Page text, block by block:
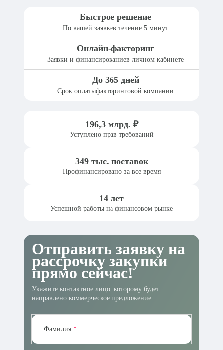
Быстрое решение
По вашей заявкев течение 5 минут
Онлайн-факторинг
Заявки и финансированиев личном кабинете
До 365 дней
Срок оплатыфакторинговой компании
196,3млрд. ₽
Уступлено прав требований
349тыс. поставок
Профинансировано за все время
14 лет
Успешной работы на финансовом рынке
Отправить заявку на
рассрочку закупки
прямо сейчас!
Укажите контактное лицо, которому будет
направлено коммерческое предложение
Фамилия